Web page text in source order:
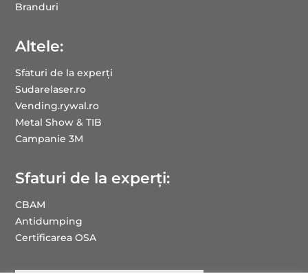
Branduri
Altele:
Sfaturi de la experți
Sudarelaser.ro
Vending.rywal.ro
Metal Show & TIB
Campanie 3M
Sfaturi de la experți:
CBAM
Antidumping
Certificarea OSA